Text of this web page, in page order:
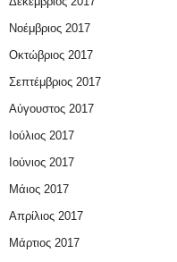
Νοέμβριος 2017
Οκτώβριος 2017
Σεπτέμβριος 2017
Αύγουστος 2017
Ιούλιος 2017
Ιούνιος 2017
Μάιος 2017
Απρίλιος 2017
Μάρτιος 2017